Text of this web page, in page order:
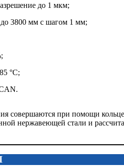
до 1 мкм;
3800 мм с шагом 1 мм;
°C;
совершаются при помощи
нержавеющей стали и